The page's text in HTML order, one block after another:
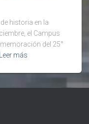
historia en la
el Campus
del 25°
Leer más